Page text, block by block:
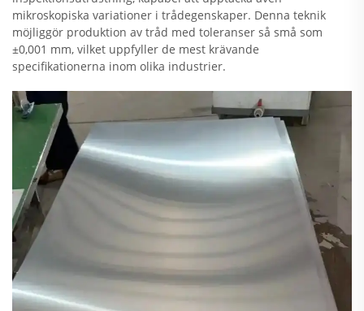
mikroskopiska variationer i trådegenskaper. Denna teknik
möjliggör produktion av tråd med toleranser så små som
±0,001 mm, vilket uppfyller de mest krävande
specifikationerna inom olika industrier.